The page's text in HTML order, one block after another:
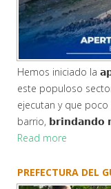
Hemos iniciado la
este populoso
ejecutan y que
barrio, 𝗯𝗿𝗶𝗻𝗱𝗮𝗻𝗱𝗼
Read more
PREFECTURA DEL